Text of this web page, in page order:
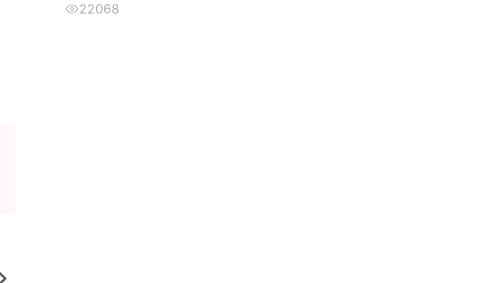
22068